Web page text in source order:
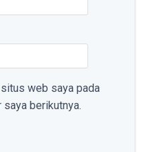
web saya pada
berikutnya.